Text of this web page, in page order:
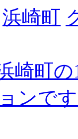
浜崎町
浜崎町
ンで